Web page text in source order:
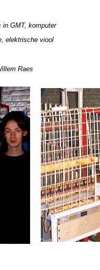
in GMT, komputer
elektrische viool
Raes